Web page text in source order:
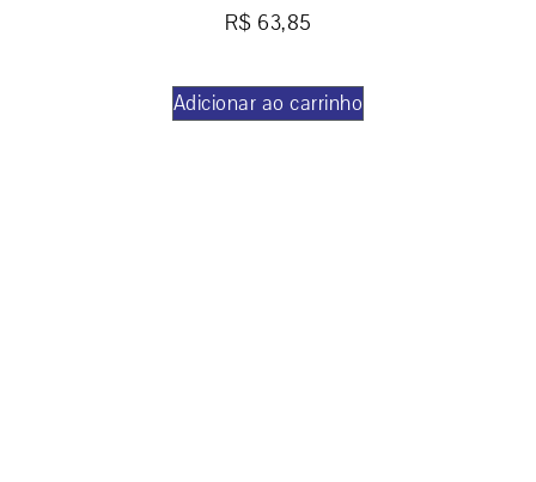
R$ 63,85
Adicionar ao carrinho